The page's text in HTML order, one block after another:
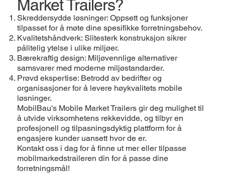
Market Trailers?
Skreddersydde løsninger: Oppsett og funksjoner
tilpasset for å møte dine spesifikke forretningsbehov.
Kvalitetshåndverk: Slitesterk konstruksjon sikrer
pålitelig ytelse i ulike miljøer.
Bærekraftig design: Miljøvennlige alternativer
samsvarer med moderne miljøstandarder.
Prøvd ekspertise: Betrodd av bedrifter og
organisasjoner for å levere høykvalitets mobile
løsninger.
MobilBau's Mobile Market Trailers gir deg mulighet til
å utvide virksomhetens rekkevidde, og tilbyr en
profesjonell og tilpasningsdyktig plattform for å
engasjere kunder uansett hvor de er.
Kontakt oss i dag for å finne ut mer eller tilpasse
mobilmarkedstraileren din for å passe dine
forretningsmål!